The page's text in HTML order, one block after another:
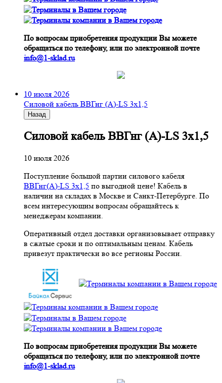
По вопросам приобретения продукции Вы можете
обращаться по телефону, или по электронной почте
info@1-sklad.ru
10 июля 2026
Cиловой кабель ВВГнг (A)-LS 3х1,5
Назад
Cиловой кабель ВВГнг (A)-LS 3х1,5
10 июля 2026
Поступление большой партии силового кабеля
ВВГнг(A)-LS 3х1,5 по выгодной цене! Кабель в
наличии на складах в Москве и Санкт-Петербурге. По
всем интересующим вопросам обращайтесь к
менеджерам компании.
Оперативный отдел доставки организовывает отправку
в сжатые сроки и по оптимальным ценам. Кабель
привезут практически во все регионы России.
По вопросам приобретения продукции Вы можете
обращаться по телефону, или по электронной почте
info@1-sklad.ru